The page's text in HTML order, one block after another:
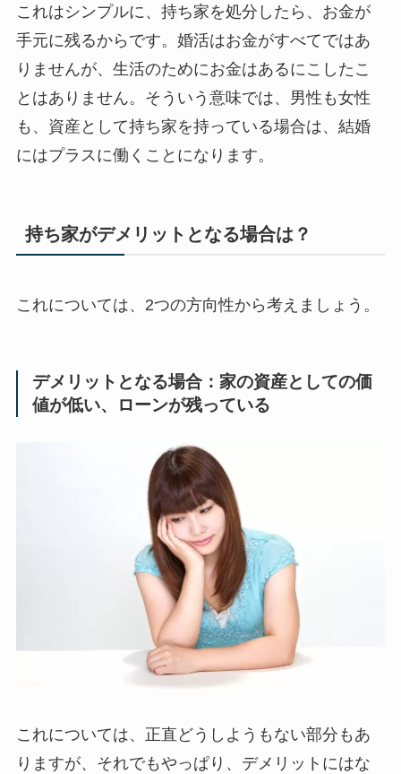
これはシンプルに、持ち家を処分したら、お金が
手元に残るからです。婚活はお金がすべてではあ
りませんが、生活のためにお金はあるにこしたこ
とはありません。そういう意味では、男性も女性
も、資産として持ち家を持っている場合は、結婚
にはプラスに働くことになります。
持ち家がデメリットとなる場合は？
これについては、2つの方向性から考えましょう。
デメリットとなる場合：家の資産としての価
値が低い、ローンが残っている
これについては、正直どうしようもない部分もあ
りますが、それでもやっぱり、デメリットにはな